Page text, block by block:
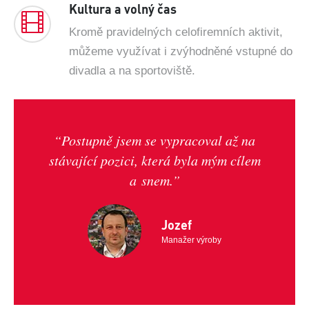
Kultura a volný čas
Kromě pravidelných celofiremních aktivit,
můžeme využívat i zvýhodněné vstupné do
divadla a na sportoviště.
Jaroslav
“Postupně jsem se vypracoval až na
stávající pozici, která byla mým cílem
a snem.”
Jozef
Manažer výroby